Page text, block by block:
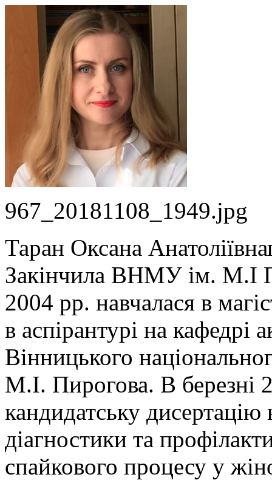
967_20181108_1949.jpg
Таран Оксана Анатоліївна
Закінчила ВНМУ ім. М.І
2004 рр. навчалася в
в аспірантурі на кафедрі
Вінницького
М.І. Пирогова. В березні
кандидатську
діагностики та
спайкового процесу у